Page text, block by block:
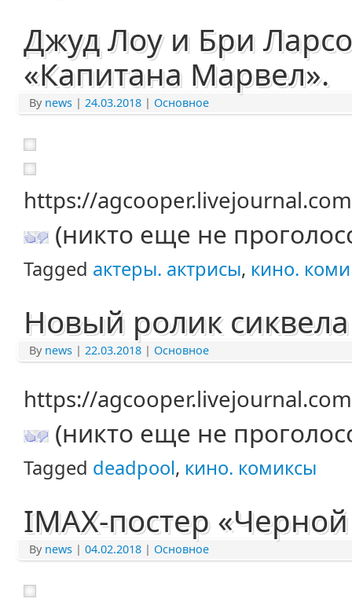
Джуд Лоу и Бри
«Капитана Марвел».
By news | 24.03.2018 | Основное
https://
(никто еще не
Tagged актеры. актрисы, кино.
Новый ролик
By news | 22.03.2018 | Основное
https://
(никто еще не
Tagged deadpool, кино. комиксы
IMAX-постер
By news | 04.02.2018 | Основное